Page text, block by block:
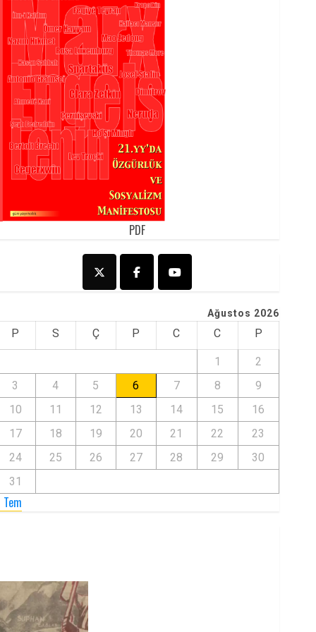
PDF
Ağustos 2026
P S Ç P C C P
1
2
3
4 5 6 7 8
9
10
11 12 13 14 15
16
17
18 19 20 21 22
23
24
25 26 27 28 29
30
31